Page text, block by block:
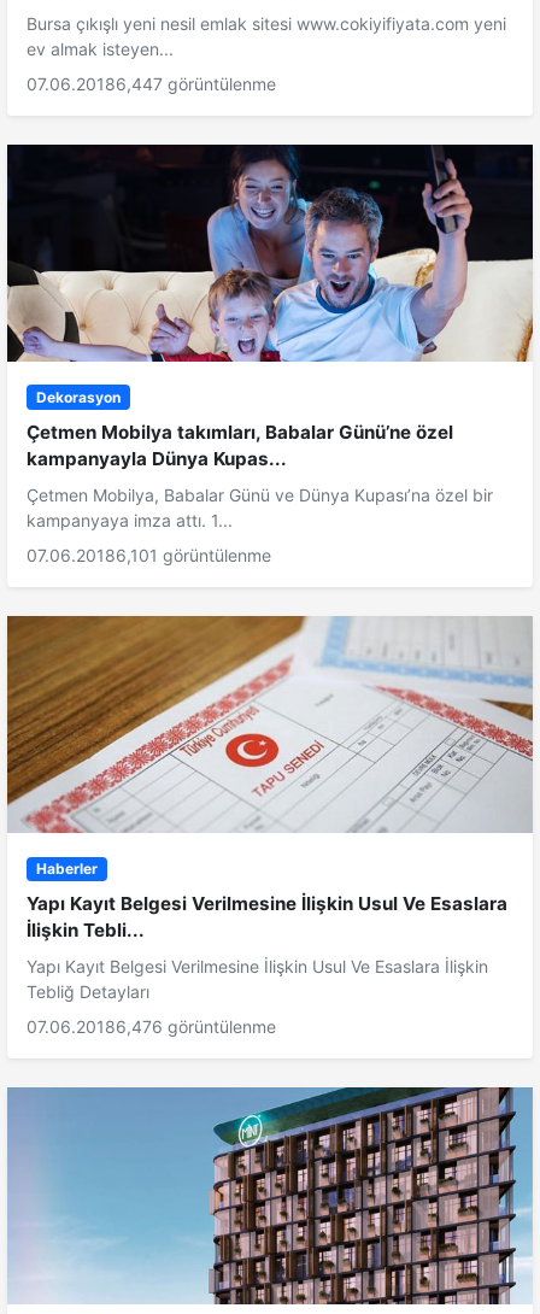
Bursa çıkışlı yeni nesil emlak sitesi www.cokiyifiyata.com yeni
ev almak isteyen...
07.06.20186,447 görüntülenme
Dekorasyon
Çetmen Mobilya takımları, Babalar Günü’ne özel
kampanyayla Dünya Kupas...
Çetmen Mobilya, Babalar Günü ve Dünya Kupası’na özel bir
kampanyaya imza attı. 1...
07.06.20186,101 görüntülenme
Haberler
Yapı Kayıt Belgesi Verilmesine İlişkin Usul Ve Esaslara
İlişkin Tebli...
Yapı Kayıt Belgesi Verilmesine İlişkin Usul Ve Esaslara İlişkin
Tebliğ Detayları
07.06.20186,476 görüntülenme